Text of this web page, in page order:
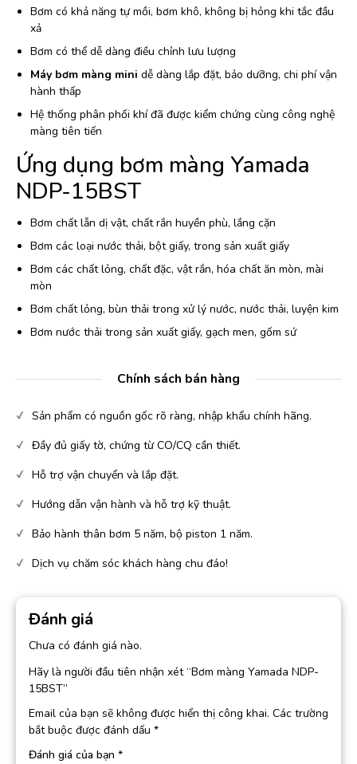
Bơm có khả năng tự mồi, bơm khô, không bị hỏng khi tắc đầu
xả
Bơm có thể dễ dàng điều chỉnh lưu lượng
Máy bơm màng mini dễ dàng lắp đặt, bảo dưỡng, chi phí vận
hành thấp
Hệ thống phân phối khí đã được kiểm chứng cùng công nghệ
màng tiên tiến
Ứng dụng bơm màng Yamada
NDP-15BST
Bơm chất lẫn dị vật, chất rắn huyền phù, lắng cặn
Bơm các loại nước thải, bột giấy, trong sản xuất giấy
Bơm các chất lỏng, chất đặc, vật rắn, hóa chất ăn mòn, mài
mòn
Bơm chất lỏng, bùn thải trong xử lý nước, nước thải, luyện kim
Bơm nước thải trong sản xuất giấy, gạch men, gốm sứ
Chính sách bán hàng
Sản phẩm có nguồn gốc rõ ràng, nhập khẩu chính hãng.
Đầy đủ giấy tờ, chứng từ CO/CQ cần thiết.
Hỗ trợ vận chuyển và lắp đặt.
Hướng dẫn vận hành và hỗ trợ kỹ thuật.
Bảo hành thân bơm 5 năm, bộ piston 1 năm.
Dịch vụ chăm sóc khách hàng chu đáo!
Đánh giá
Chưa có đánh giá nào.
Hãy là người đầu tiên nhận xét “Bơm màng Yamada NDP-
15BST”
Email của bạn sẽ không được hiển thị công khai. Các trường
bắt buộc được đánh dấu *
Đánh giá của bạn *